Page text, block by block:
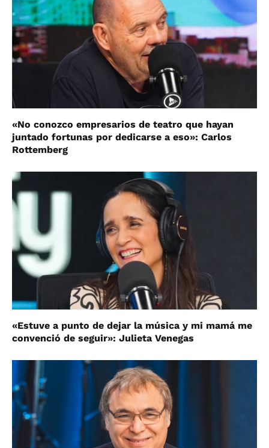
«No conozco empresarios de teatro que hayan
juntado fortunas por dedicarse a eso»: Carlos
Rottemberg
«Estuve a punto de dejar la música y mi mamá me
convenció de seguir»: Julieta Venegas